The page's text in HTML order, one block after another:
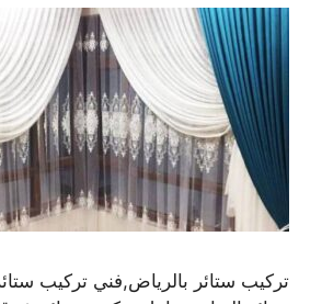
تركيب ستائر بالرياض,فني تركيب